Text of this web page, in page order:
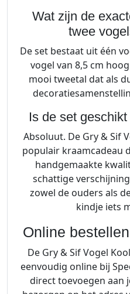
Wat zijn de
twee
De set bestaat uit één
vogel van 8,5 cm
mooi tweetal dat als
Is de set
Absoluut. De Gry & Sif
populair kraamcadeau
handgemaakte
schattige
zowel de ouders als
kindje iets
Online
De Gry & Sif Vogel
eenvoudig online bij
direct toevoegen aan